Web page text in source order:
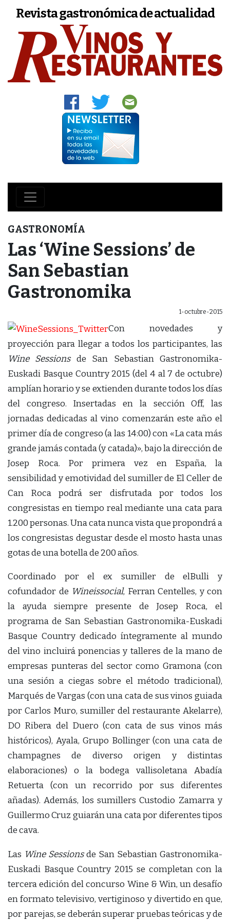
Revista gastronómica de actualidad
GASTRONOMÍA
Las ‘Wine Sessions’ de
San Sebastian
Gastronomika
1-octubre-2015
Con novedades y
proyección para llegar a todos los participantes, las
Wine Sessionsde San Sebastian Gastronomika-
Euskadi Basque Country 2015 (del 4 al 7 de octubre)
amplían horario y se extienden durante todos los días
del congreso. Insertadas en la sección Off, las
jornadas dedicadas al vino comenzarán este año el
primer día de congreso (a las 14:00) con «La cata más
grande jamás contada (y catada)», bajo la dirección de
Josep Roca. Por primera vez en España, la
sensibilidad y emotividad del sumiller de El Celler de
Can Roca podrá ser disfrutada por todos los
congresistas en tiempo real mediante una cata para
1.200 personas. Una cata nunca vista que propondrá a
los congresistas degustar desde el mosto hasta unas
gotas de una botella de 200 años.
Coordinado por el ex sumiller de elBulli y
cofundador de Wineissocial, Ferran Centelles, y con
la ayuda siempre presente de Josep Roca, el
programa de San Sebastian Gastronomika-Euskadi
Basque Country dedicado íntegramente al mundo
del vino incluirá ponencias y talleres de la mano de
empresas punteras del sector como Gramona (con
una sesión a ciegas sobre el método tradicional),
Marqués de Vargas (con una cata de sus vinos guiada
por Carlos Muro, sumiller del restaurante Akelarre),
DO Ribera del Duero (con cata de sus vinos más
históricos), Ayala, Grupo Bollinger (con una cata de
champagnes de diverso origen y distintas
elaboraciones) o la bodega vallisoletana Abadía
Retuerta (con un recorrido por sus diferentes
añadas). Además, los sumillers Custodio Zamarra y
Guillermo Cruz guiarán una cata por diferentes tipos
de cava.
Las Wine Sessionsde San Sebastian Gastronomika-
Euskadi Basque Country 2015 se completan con la
tercera edición del concurso Wine & Win, un desafío
en formato televisivo, vertiginoso y divertido en que,
por parejas, se deberán superar pruebas teóricas y de